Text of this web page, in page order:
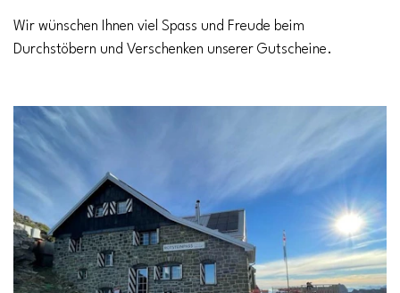
Wir wünschen Ihnen viel Spass und Freude beim
Durchstöbern und Verschenken unserer Gutscheine.